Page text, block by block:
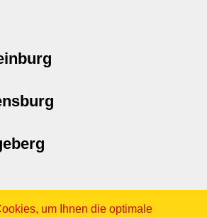
um Ihnen die optimale